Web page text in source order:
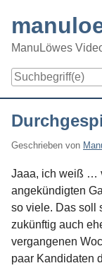
content
ManuLöwes
Geschrieben von
Jaaa, ich weiß …
angekündigten
so viele. Das soll
zukünftig auch
vergangenen
paar Kandidaten